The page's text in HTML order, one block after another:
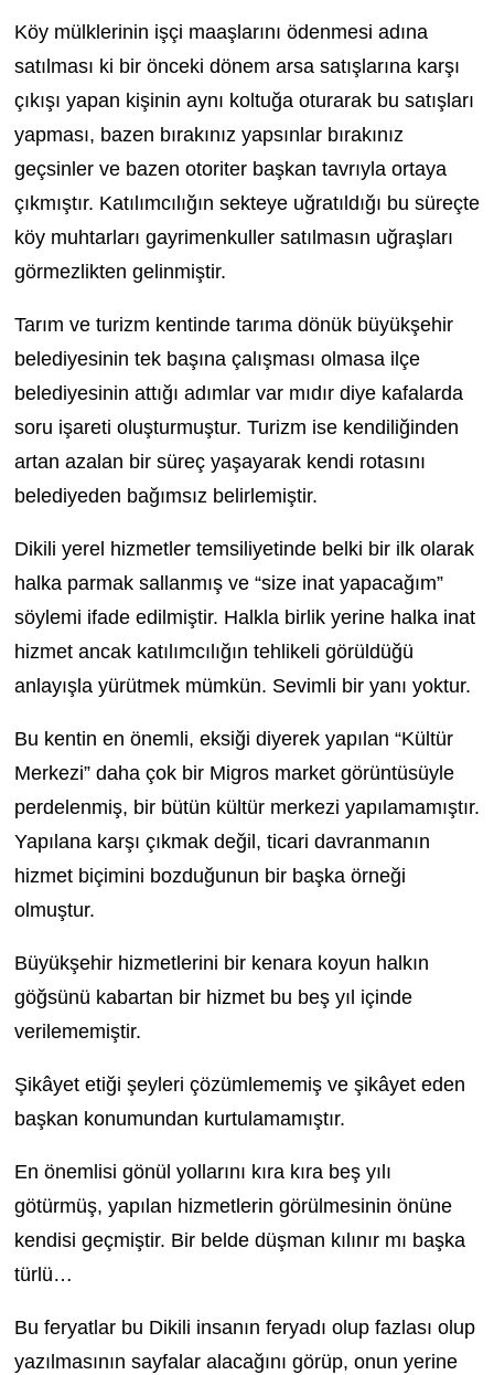
Köy mülklerinin işçi maaşlarını ödenmesi adına
satılması ki bir önceki dönem arsa satışlarına karşı
çıkışı yapan kişinin aynı koltuğa oturarak bu satışları
yapması, bazen bırakınız yapsınlar bırakınız
geçsinler ve bazen otoriter başkan tavrıyla ortaya
çıkmıştır. Katılımcılığın sekteye uğratıldığı bu süreçte
köy muhtarları gayrimenkuller satılmasın uğraşları
görmezlikten gelinmiştir.
Tarım ve turizm kentinde tarıma dönük büyükşehir
belediyesinin tek başına çalışması olmasa ilçe
belediyesinin attığı adımlar var mıdır diye kafalarda
soru işareti oluşturmuştur. Turizm ise kendiliğinden
artan azalan bir süreç yaşayarak kendi rotasını
belediyeden bağımsız belirlemiştir.
Dikili yerel hizmetler temsiliyetinde belki bir ilk olarak
halka parmak sallanmış ve “size inat yapacağım”
söylemi ifade edilmiştir. Halkla birlik yerine halka inat
hizmet ancak katılımcılığın tehlikeli görüldüğü
anlayışla yürütmek mümkün. Sevimli bir yanı yoktur.
Bu kentin en önemli, eksiği diyerek yapılan “Kültür
Merkezi” daha çok bir Migros market görüntüsüyle
perdelenmiş, bir bütün kültür merkezi yapılamamıştır.
Yapılana karşı çıkmak değil, ticari davranmanın
hizmet biçimini bozduğunun bir başka örneği
olmuştur.
Büyükşehir hizmetlerini bir kenara koyun halkın
göğsünü kabartan bir hizmet bu beş yıl içinde
verilememiştir.
Şikâyet etiği şeyleri çözümlememiş ve şikâyet eden
başkan konumundan kurtulamamıştır.
En önemlisi gönül yollarını kıra kıra beş yılı
götürmüş, yapılan hizmetlerin görülmesinin önüne
kendisi geçmiştir. Bir belde düşman kılınır mı başka
türlü…
Bu feryatlar bu Dikili insanın feryadı olup fazlası olup
yazılmasının sayfalar alacağını görüp, onun yerine